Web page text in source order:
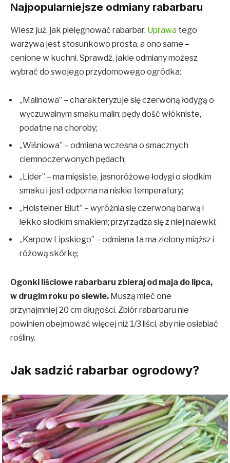
Najpopularniejsze odmiany rabarbaru
Wiesz już, jak pielęgnować rabarbar. Uprawa tego
warzywa jest stosunkowo prosta, a ono same –
cenione w kuchni. Sprawdź, jakie odmiany możesz
wybrać do swojego przydomowego ogródka:
„Malinowa” – charakteryzuje się czerwoną łodygą o
wyczuwalnym smaku malin; pędy dość włókniste,
podatne na choroby;
„Wiśniowa” – odmiana wczesna o smacznych
ciemnoczerwonych pędach;
„Lider” – ma mięsiste, jasnoróżowe łodygi o słodkim
smaku i jest odporna na niskie temperatury;
„Holsteiner Blut” – wyróżnia się czerwoną barwą i
lekko słodkim smakiem; przyrządza się z niej nalewki;
„Karpow Lipskiego” – odmiana ta ma zielony miąższ i
różową skórkę;
Ogonki liściowe rabarbaru zbieraj od maja do lipca,
w drugim roku po siewie. Muszą mieć one
przynajmniej 20 cm długości. Zbiór rabarbaru nie
powinien obejmować więcej niż 1/3 liści, aby nie osłabiać
rośliny.
Jak sadzić rabarbar ogrodowy?